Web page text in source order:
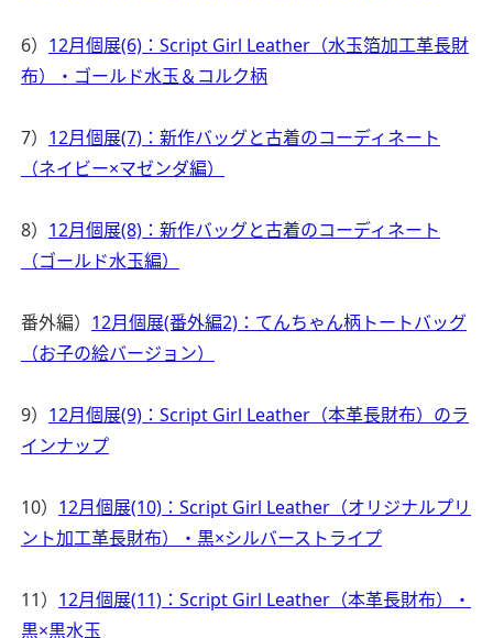
6） 12月個展(6)：Script Girl Leather（水玉箔加工革長財
布）・ゴールド水玉＆コルク柄
7） 12月個展(7)：新作バッグと古着のコーディネート
（ネイビー×マゼンダ編）
8） 12月個展(8)：新作バッグと古着のコーディネート
（ゴールド水玉編）
番外編） 12月個展(番外編2)：てんちゃん柄トートバッグ
（お子の絵バージョン）
9） 12月個展(9)：Script Girl Leather（本革長財布）のラ
インナップ
10） 12月個展(10)：Script Girl Leather（オリジナルプリ
ント加工革長財布）・黒×シルバーストライプ
11） 12月個展(11)：Script Girl Leather（本革長財布）・
黒×黒水玉